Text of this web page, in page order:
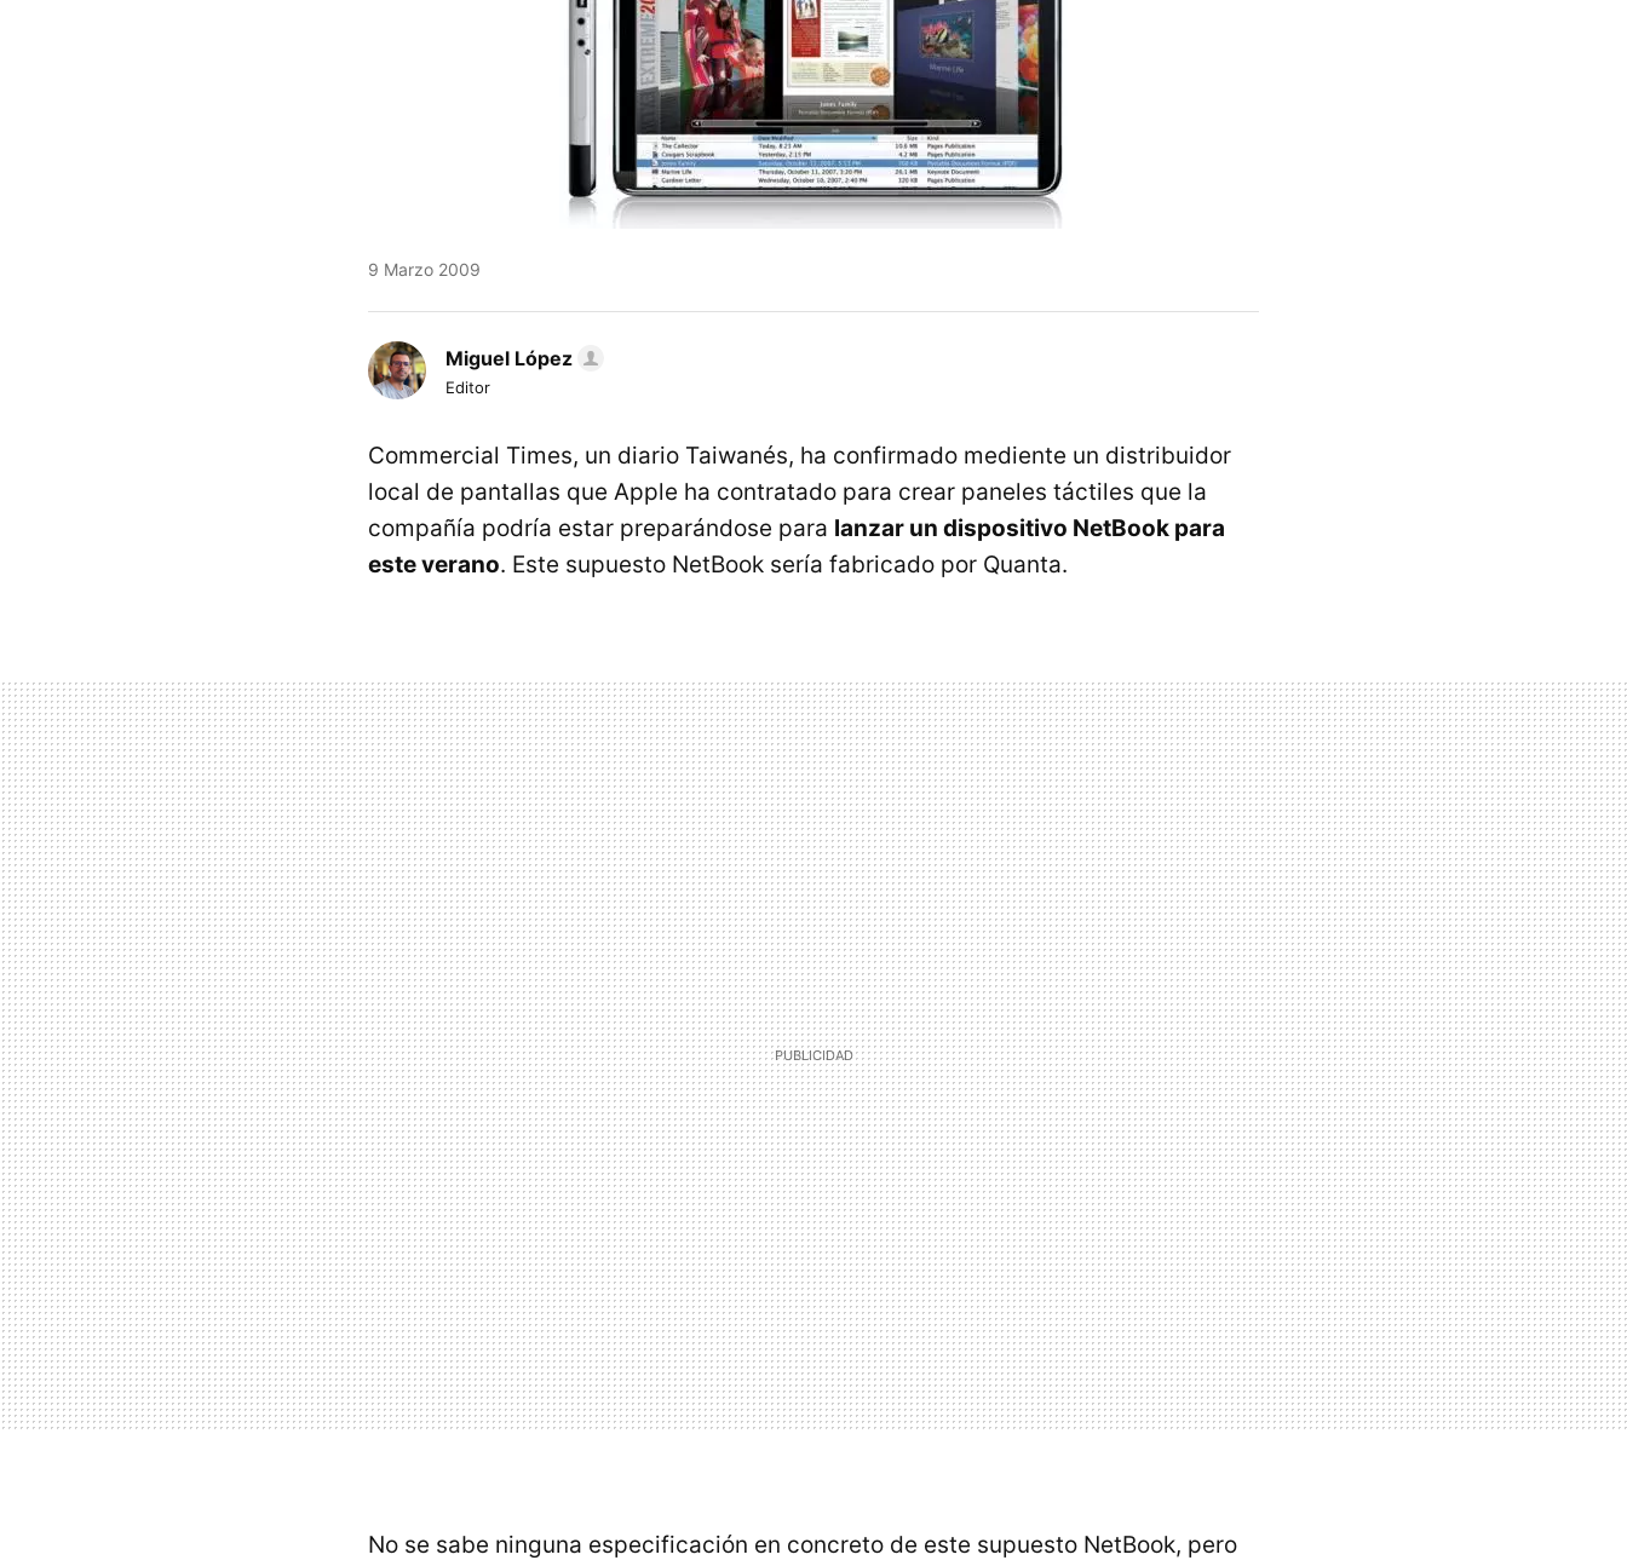
9 Marzo 2009
Miguel López
Editor
Commercial Times, un diario Taiwanés, ha confirmado mediente un distribuidor
local de pantallas que Apple ha contratado para crear paneles táctiles que la
compañía podría estar preparándose para lanzar un dispositivo NetBook para
este verano. Este supuesto NetBook sería fabricado por Quanta.
No se sabe ninguna especificación en concreto de este supuesto NetBook, pero